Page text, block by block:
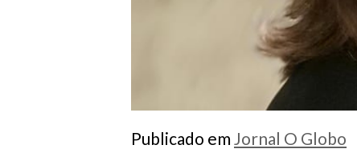
Publicado em Jornal O Globo